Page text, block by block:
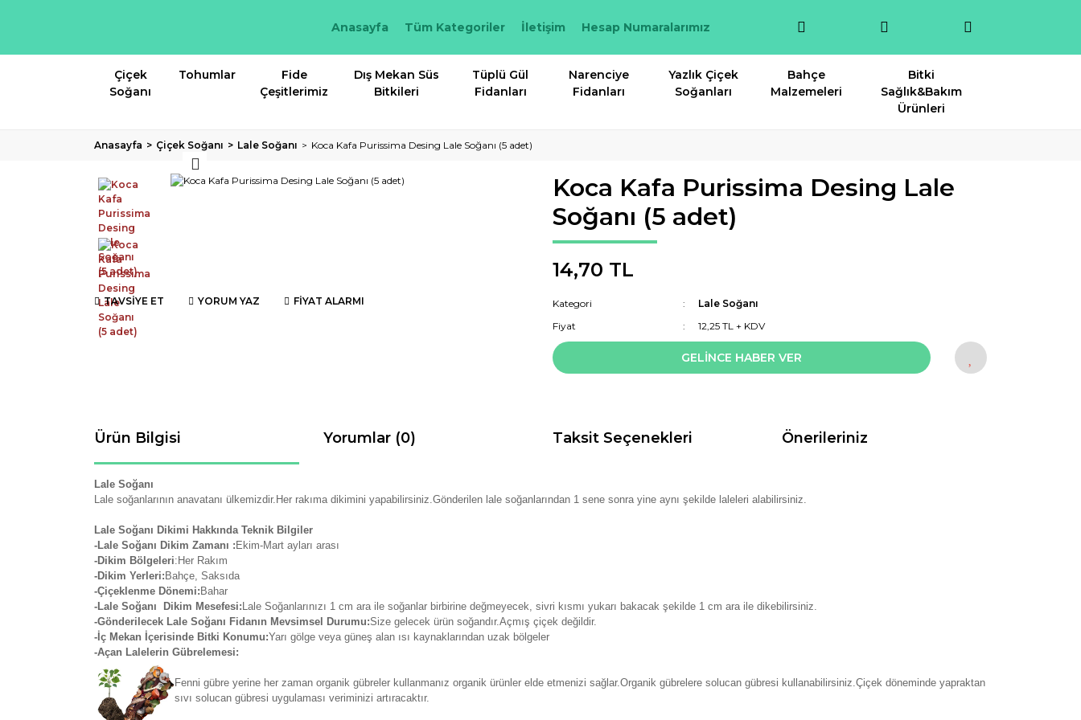
Anasayfa Tüm Kategoriler İletişim Hesap Numaralarımız
Çiçek
Soğanı
Tohumlar
Fide
Çeşitlerimiz
Dış Mekan Süs
Bitkileri
Tüplü Gül
Fidanları
Narenciye
Fidanları
Yazlık Çiçek
Soğanları
Bahçe
Malzemeleri
Bitki
Sağlık&Bakım
Ürünleri
Anasayfa Çiçek Soğanı Lale Soğanı Koca Kafa Purissima Desing Lale Soğanı (5 adet)
TAVSİYE ET YORUM YAZ FİYAT ALARMI
Koca Kafa Purissima Desing Lale
Soğanı (5 adet)
14,70 TL
Kategori
Lale Soğanı
Fiyat
12,25 TL + KDV
GELİNCE HABER VER
Ürün Bilgisi Yorumlar (0) Taksit Seçenekleri Önerileriniz
Lale Soğanı
Lale soğanlarının anavatanı ülkemizdir.Her rakıma dikimini yapabilirsiniz.Gönderilen lale soğanlarından 1 sene sonra yine aynı şekilde laleleri alabilirsiniz.
Lale Soğanı Dikimi Hakkında Teknik Bilgiler
-Lale Soğanı Dikim Zamanı : Ekim-Mart ayları arası
-Dikim Bölgeleri:Her Rakım
-Dikim Yerleri: Bahçe, Saksıda
-Çiçeklenme Dönemi: Bahar
-Lale Soğanı Dikim Mesefesi: Lale Soğanlarınızı 1 cm ara ile soğanlar birbirine değmeyecek, sivri kısmı yukarı bakacak şekilde 1 cm ara ile dikebilirsiniz.
-Gönderilecek Lale Soğanı Fidanın Mevsimsel Durumu:Size gelecek ürün soğandır.Açmış çiçek değildir.
-İç Mekan İçerisinde Bitki Konumu:Yarı gölge veya güneş alan ısı kaynaklarından uzak bölgeler
-Açan Lalelerin Gübrelemesi:
Fenni gübre yerine her zaman organik gübreler kullanmanız organik ürünler elde etmenizi sağlar.Organik gübrelere solucan gübresi kullanabilirsiniz.Çiçek döneminde yapraktan
sıvı solucan gübresi uygulaması veriminizi artıracaktır.